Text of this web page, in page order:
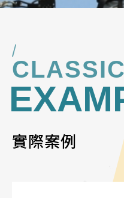
CLASSIC
實際案例